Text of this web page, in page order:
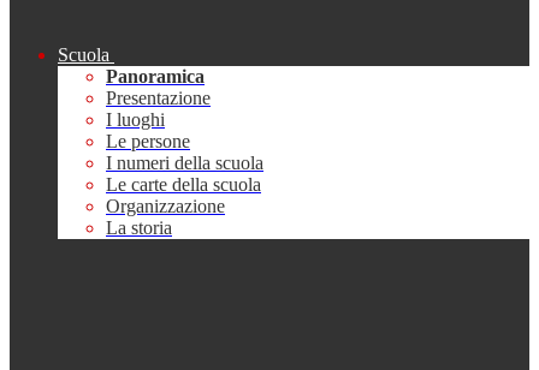
Scuola
Panoramica
Presentazione
I luoghi
Le persone
I numeri della scuola
Le carte della scuola
Organizzazione
La storia